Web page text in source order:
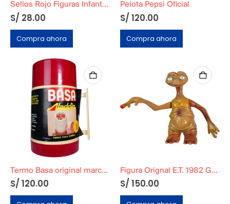
Sellos Rojo Figuras Infantiles
S/ 28.00
Compra ahora
Pelota Pepsi Oficial
S/ 120.00
Compra ahora
Termo Basa original marca Basa
S/ 120.00
Figura Orignal E.T. 1982 Grande
S/ 150.00